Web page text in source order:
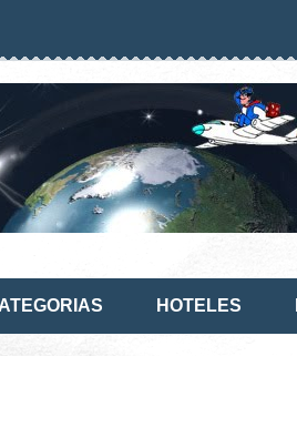
HOTELES